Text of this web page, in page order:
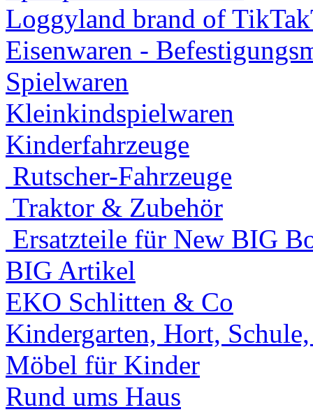
Loggyland brand of
Eisenwaren -
Spielwaren
Kleinkindspielwaren
Kinderfahrzeuge
Rutscher-Fahrzeuge
Traktor & Zubehör
Ersatzteile für New BIG
BIG Artikel
EKO Schlitten & Co
Kindergarten, Hort,
Möbel für Kinder
Rund ums Haus